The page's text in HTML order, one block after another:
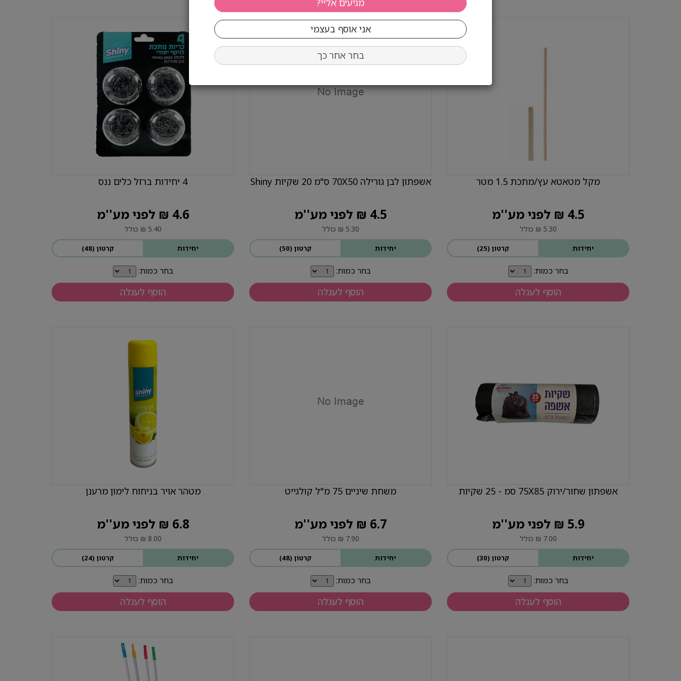
בחר אחר כך
מקל מטאטא עץ/מתכת 1.5 מטר
4.5 ₪ לפני מע''מ
5.30 ₪ כולל
יחידות קרטון (25)
בחר כמות:
הוסף לעגלה
אשפתון לבן גורילה 70X50 ס"מ 20 שקיות Shiny
4.5 ₪ לפני מע''מ
5.30 ₪ כולל
יחידות קרטון (50)
בחר כמות:
הוסף לעגלה
4 יחידות ברזל כלים ננס
4.6 ₪ לפני מע''מ
5.40 ₪ כולל
יחידות קרטון (48)
בחר כמות:
הוסף לעגלה
אשפתון שחור/ירוק 75X85 סמ - 25 שקיות
5.9 ₪ לפני מע''מ
7.00 ₪ כולל
יחידות קרטון (30)
בחר כמות:
הוסף לעגלה
משחת שיניים 75 מ"ל קולגייט
6.7 ₪ לפני מע''מ
7.90 ₪ כולל
יחידות קרטון (48)
בחר כמות:
הוסף לעגלה
מטהר אויר בניחוח לימון מרענן
6.8 ₪ לפני מע''מ
8.00 ₪ כולל
יחידות קרטון (24)
בחר כמות:
הוסף לעגלה